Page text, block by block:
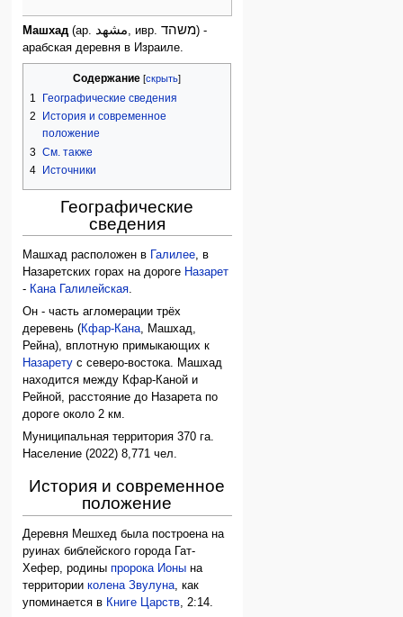
Машхад (ар. , ивр.משהד) -
арабская деревня в Израиле.
Содержание
1
Географические сведения
2
История и современное
положение
3 См. также
4 Источники
Географические
сведения
Машхад расположен в Галилее , в
Назаретских горах на дороге Назарет
- Кана Галилейская
Он - часть агломерации трёх
деревень (Кфар-Кана, Машхад,
Рейна), вплотную примыкающих к
Назарету с северо-востока. Машхад
находится между Кфар-Каной и
Рейной, расстояние до Назарета по
дороге около 2 км.
Муниципальная территория 370 га.
Население (2022) 8,771 чел.
История и современное
положение
Деревня Мешхед была построена на
руинах библейского города Гат-
Хефер, родиныпророка Ионы на
территорииколена Звулуна, как
упоминается в Книге Царств, 2:14.